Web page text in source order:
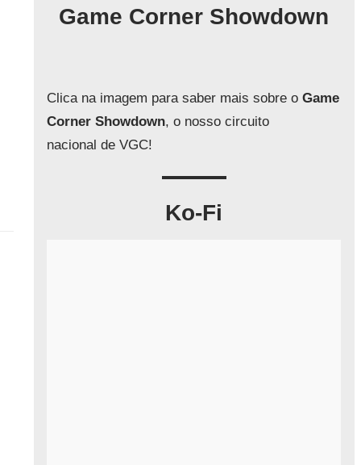
Game Corner Showdown
Clica na imagem para saber mais sobre oGame
Corner Showdown, o nosso circuito
nacional de VGC!
Ko-Fi